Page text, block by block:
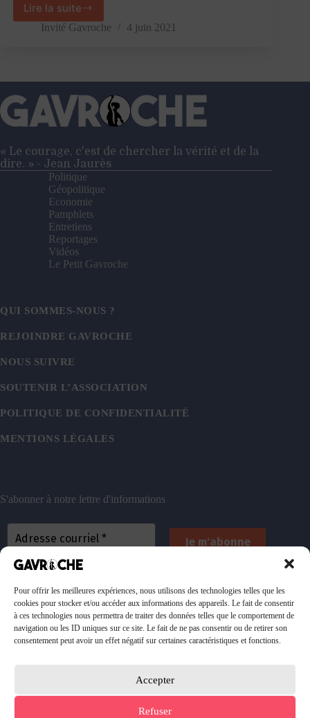
Pour offrir les meilleures expériences, nous utilisons des technologies telles que les
cookies pour stocker et/ou accéder aux informations des appareils. Le fait de consentir
à ces technologies nous permettra de traiter des données telles que le comportement de
navigation ou les ID uniques sur ce site. Le fait de ne pas consentir ou de retirer son
consentement peut avoir un effet négatif sur certaines caractéristiques et fonctions.
Accepter
Refuser
Lire la suite
«
Les
été
des
patriotes
»
Entretien
avec
Loïc
Chaigneau
Invité Gavroche 4 juin 2021
« Le courage, c'est de chercher la vérité et de la
dire. » - Jean Jaurès
Politique
Géopolitique
Economie
Pamphlets
Entretiens
Reportages
Vidéos
Le Petit Gavroche
QUI SOMMES-NOUS ?
REJOINDRE GAVROCHE
NOUS SUIVRE
SOUTENIR L’ASSOCIATION
POLITIQUE DE CONFIDENTIALITÉ
MENTIONS LÉGALES
S'abonner à notre lettre d'informations
emails. Vous pouvez vous désinscrire à tout
moment. Consulteznotre politique de confidentialité
pour plus d’informations.
Faire un don à l'association